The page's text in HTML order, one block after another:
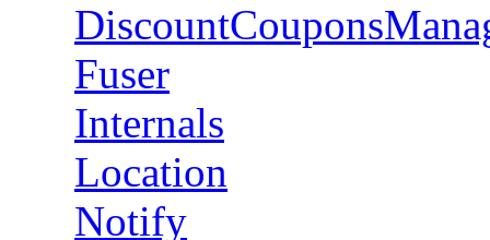
Fuser
Internals
Location
Notify